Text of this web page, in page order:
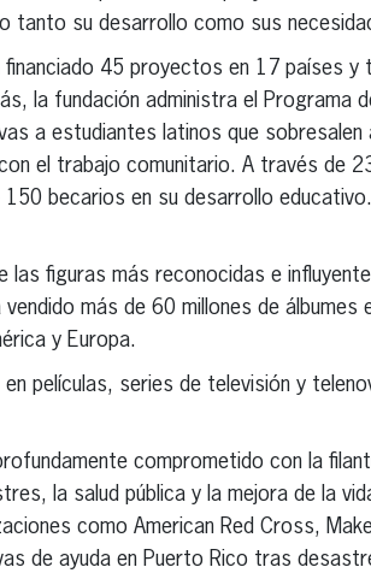
tanto su desarrollo como sus
45 proyectos en 17 países
la fundación administra el Programa
a estudiantes latinos que sobresalen
el trabajo comunitario. A través de
150 becarios en su desarrollo educativo.
las figuras más reconocidas e
más de 60 millones de álbumes
y Europa.
películas, series de televisión y
comprometido con la
la salud pública y la mejora de la
como American Red Cross,
de ayuda en Puerto Rico tras